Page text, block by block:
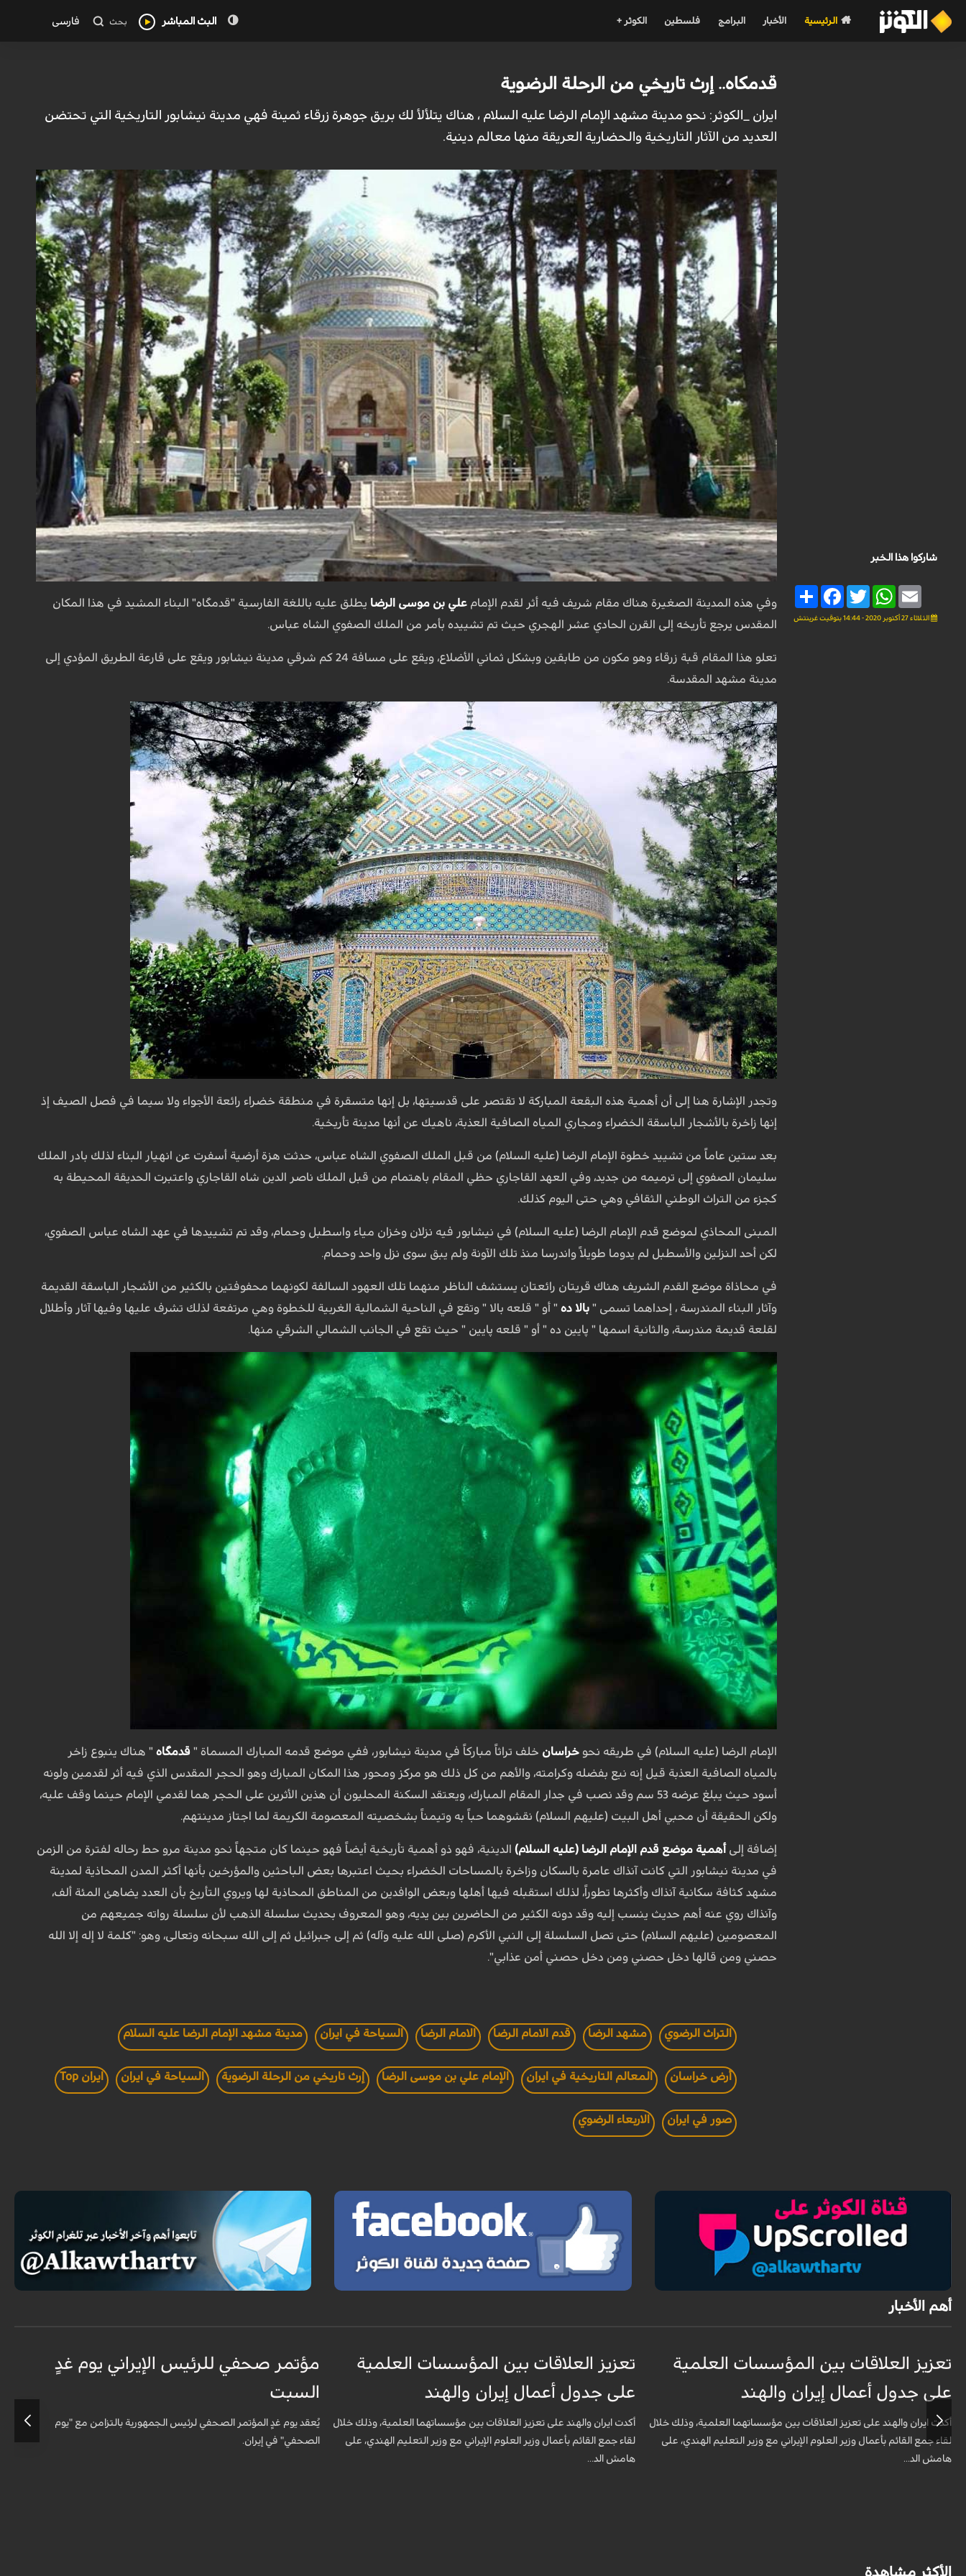
الرئيسية الأخبار البرامج فلسطين الكوثر + البث المباشر بحث فارسی
شاركوا هذا الخبر
Share
FacebookTwitter
WhatsAppEmail
الثلاثاء 27 أكتوبر 2020 - 14:44 بتوقيت غرينتش
قدمكاه.. إرث تاريخي من الرحلة الرضوية
ايران _الكوثر: نحو مدينة مشهد الإمام الرضا عليه السلام ، هناك يتلألأ لك بريق جوهرة زرقاء ثمينة فهي مدينة نيشابور التاريخية التي تحتضن
العديد من الآثار التاريخية والحضارية العريقة منها معالم دينية.
وفي هذه المدينة الصغيرة هناك مقام شريف فيه أثر لقدم الإمام علي بن موسى الرضا يطلق عليه باللغة الفارسية "قدمگاه" البناء المشيد في هذا المكان
المقدس يرجع تأريخه إلى القرن الحادي عشر الهجري حيث تم تشييده بأمر من الملك الصفوي الشاه عباس.
تعلو هذا المقام قبة زرقاء وهو مكون من طابقين وبشكل ثماني الأضلاع، ويقع على مسافة 24 كم شرقي مدينة نيشابور ويقع على قارعة الطريق المؤدي إلى
مدينة مشهد المقدسة.
وتجدر الإشارة هنا إلى أن أهمية هذه البقعة المباركة لا تقتصر على قدسيتها، بل إنها متسقرة في منطقة خضراء رائعة الأجواء ولا سيما في فصل الصيف إذ
إنها زاخرة بالأشجار الباسقة الخضراء ومجاري المياه الصافية العذبة، ناهيك عن أنها مدينة تأريخية.
بعد ستين عاماً من تشييد خطوة الإمام الرضا (عليه السلام) من قبل الملك الصفوي الشاه عباس، حدثت هزة أرضية أسفرت عن انهيار البناء لذلك بادر الملك
سليمان الصفوي إلى ترميمه من جديد، وفي العهد القاجاري حظي المقام باهتمام من قبل الملك ناصر الدين شاه القاجاري واعتبرت الحديقة المحيطة به
كجزء من التراث الوطني الثقافي وهي حتى اليوم كذلك.
المبنى المحاذي لموضع قدم الإمام الرضا (عليه السلام) في نيشابور فيه نزلان وخزان مياء واسطبل وحمام، وقد تم تشييدها في عهد الشاه عباس الصفوي،
لكن أحد النزلين والأسطبل لم يدوما طويلاً واندرسا منذ تلك الآونة ولم يبق سوى نزل واحد وحمام.
في محاذاة موضع القدم الشريف هناك قريتان رائعتان يستشف الناظر منهما تلك العهود السالفة لكونهما محفوفتين بالكثير من الأشجار الباسقة القديمة
وآثار البناء المندرسة ، إحداهما تسمى "بالا ده" أو " قلعه بالا " وتقع في الناحية الشمالية الغربية للخطوة وهي مرتفعة لذلك تشرف عليها وفيها آثار وأطلال
لقلعة قديمة مندرسة، والثانية اسمها " پايين ده " أو " قلعه پايين " حيث تقع في الجانب الشمالي الشرقي منها.
الإمام الرضا (عليه السلام) في طريقه نحو خراسان خلف تراثاً مباركاً في مدينة نيشابور، ففي موضع قدمه المبارك المسماة " قدمگاه" هناك ينبوع زاخر
بالمياه الصافية العذبة قيل إنه نبع بفضله وكرامته، والأهم من كل ذلك هو مركز ومحور هذا المكان المبارك وهو الحجر المقدس الذي فيه أثر لقدمين ولونه
أسود حيث يبلغ عرضه 53 سم وقد نصب في جدار المقام المبارك، ويعتقد السكنة المحليون أن هذين الأثرين على الحجر هما لقدمي الإمام حينما وقف عليه،
ولكن الحقيقة أن محبي أهل البيت (عليهم السلام) نقشوهما حباً به وتيمناً بشخصيته المعصومة الكريمة لما اجتاز مدينتهم.
إضافة إلى أهمية موضع قدم الإمام الرضا (عليه السلام)الدينية، فهو ذو أهمية تأريخية أيضاً فهو حينما كان متجهاً نحو مدينة مرو حط رحاله لفترة من الزمن
في مدينة نيشابور التي كانت آنذاك عامرة بالسكان وزاخرة بالمساحات الخضراء بحيث اعتبرها بعض الباحثين والمؤرخين بأنها أكثر المدن المحاذية لمدينة
مشهد كثافة سكانية آنذاك وأكثرها تطوراً، لذلك استقبله فيها أهلها وبعض الوافدين من المناطق المحاذية لها ويروي التأريخ بأن العدد يضاهئ المئة ألف،
وآنذاك روي عنه أهم حديث ينسب إليه وقد دونه الكثير من الحاضرين بين يديه، وهو المعروف بحديث سلسلة الذهب لأن سلسلة رواته جميعهم من
المعصومين (عليهم السلام) حتى تصل السلسلة إلى النبي الأكرم (صلى الله عليه وآله) ثم إلى جبرائيل ثم إلى الله سبحانه وتعالى، وهو: "كلمة لا إله إلا الله
حصني ومن قالها دخل حصني ومن دخل حصني أمن عذابي".
التراث الرضوي مشهد الرضا قدم الامام الرضا الامام الرضا السياحة في ايران مدينة مشهد الإمام الرضا عليه السلام
أرض خراسان المعالم التاريخية في ايران الإمام علي بن موسى الرضا إرث تاريخي من الرحلة الرضوية السياحة في ايران ايران Top
صور في ايران الاربعاء الرضوي
أهم الأخبار
تعزيز العلاقات بين المؤسسات العلمية
على جدول أعمال إيران والهند
أكدت ايران والهند على تعزيز العلاقات بين مؤسساتهما العلمية، وذلك خلال
لقاء جمع القائم بأعمال وزير العلوم الإيراني مع وزير التعليم الهندي، على
هامش الد...
تعزيز العلاقات بين المؤسسات العلمية
على جدول أعمال إيران والهند
أكدت ايران والهند على تعزيز العلاقات بين مؤسساتهما العلمية، وذلك خلال
لقاء جمع القائم بأعمال وزير العلوم الإيراني مع وزير التعليم الهندي، على
هامش الد...
مؤتمر صحفي للرئيس الإيراني يوم غدٍ
السبت
يُعقد يوم غدٍ المؤتمر الصحفي لرئيس الجمهورية بالتزامن مع "يوم
الصحفي" في إيران.
الأكثر مشاهدة